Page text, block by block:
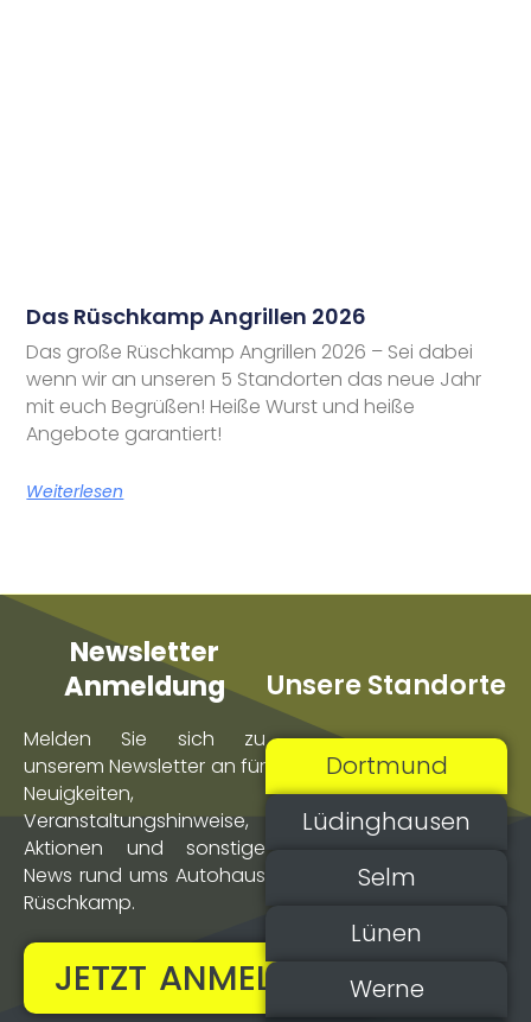
Das Rüschkamp Angrillen 2026
Das große Rüschkamp Angrillen 2026 – Sei dabei
wenn wir an unseren 5 Standorten das neue Jahr
mit euch Begrüßen! Heiße Wurst und heiße
Angebote garantiert!
Weiterlesen
Newsletter
Anmeldung
Melden Sie sich zu
unserem Newsletter an für
Neuigkeiten,
Veranstaltungs­hinweise,
Aktionen und sonstige
News rund ums Autohaus
Rüschkamp.
JETZT ANMELDEN!
Unsere Standorte
Dortmund
Lüdinghausen
Selm
Lünen
Werne